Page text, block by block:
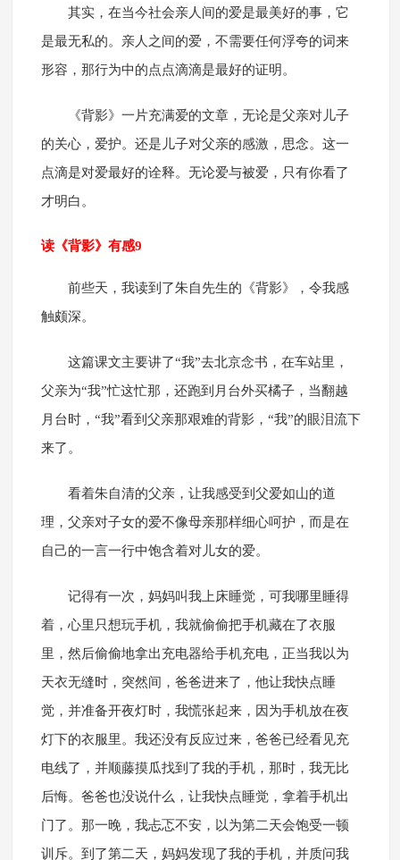
其实，在当今社会亲人间的爱是最美好的事，它
是最无私的。亲人之间的爱，不需要任何浮夸的词来
形容，那行为中的点点滴滴是最好的证明。
《背影》一片充满爱的文章，无论是父亲对儿子
的关心，爱护。还是儿子对父亲的感激，思念。这一
点滴是对爱最好的诠释。无论爱与被爱，只有你看了
才明白。
读《背影》有感9
前些天，我读到了朱自先生的《背影》，令我感
触颇深。
这篇课文主要讲了“我”去北京念书，在车站里，
父亲为“我”忙这忙那，还跑到月台外买橘子，当翻越
月台时，“我”看到父亲那艰难的背影，“我”的眼泪流下
来了。
看着朱自清的父亲，让我感受到父爱如山的道
理，父亲对子女的爱不像母亲那样细心呵护，而是在
自己的一言一行中饱含着对儿女的爱。
记得有一次，妈妈叫我上床睡觉，可我哪里睡得
着，心里只想玩手机，我就偷偷把手机藏在了衣服
里，然后偷偷地拿出充电器给手机充电，正当我以为
天衣无缝时，突然间，爸爸进来了，他让我快点睡
觉，并准备开夜灯时，我慌张起来，因为手机放在夜
灯下的衣服里。我还没有反应过来，爸爸已经看见充
电线了，并顺藤摸瓜找到了我的手机，那时，我无比
后悔。爸爸也没说什么，让我快点睡觉，拿着手机出
门了。那一晚，我忐忑不安，以为第二天会饱受一顿
训斥。到了第二天，妈妈发现了我的手机，并质问我